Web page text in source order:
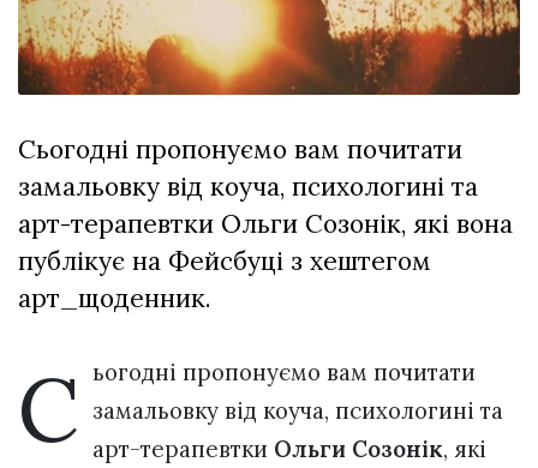
Всі розділи
Лайф
Афіша
ZONE 18+
Сьогодні пропонуємо вам почитати
замальовку від коуча, психологині та
арт-терапевтки Ольги Созонік, які вона
публікує на Фейсбуці з хештегом
арт_щоденник.
С ьогодні пропонуємо вам почитати
замальовку від коуча, психологині та
арт-терапевтки Ольги Созонік, які